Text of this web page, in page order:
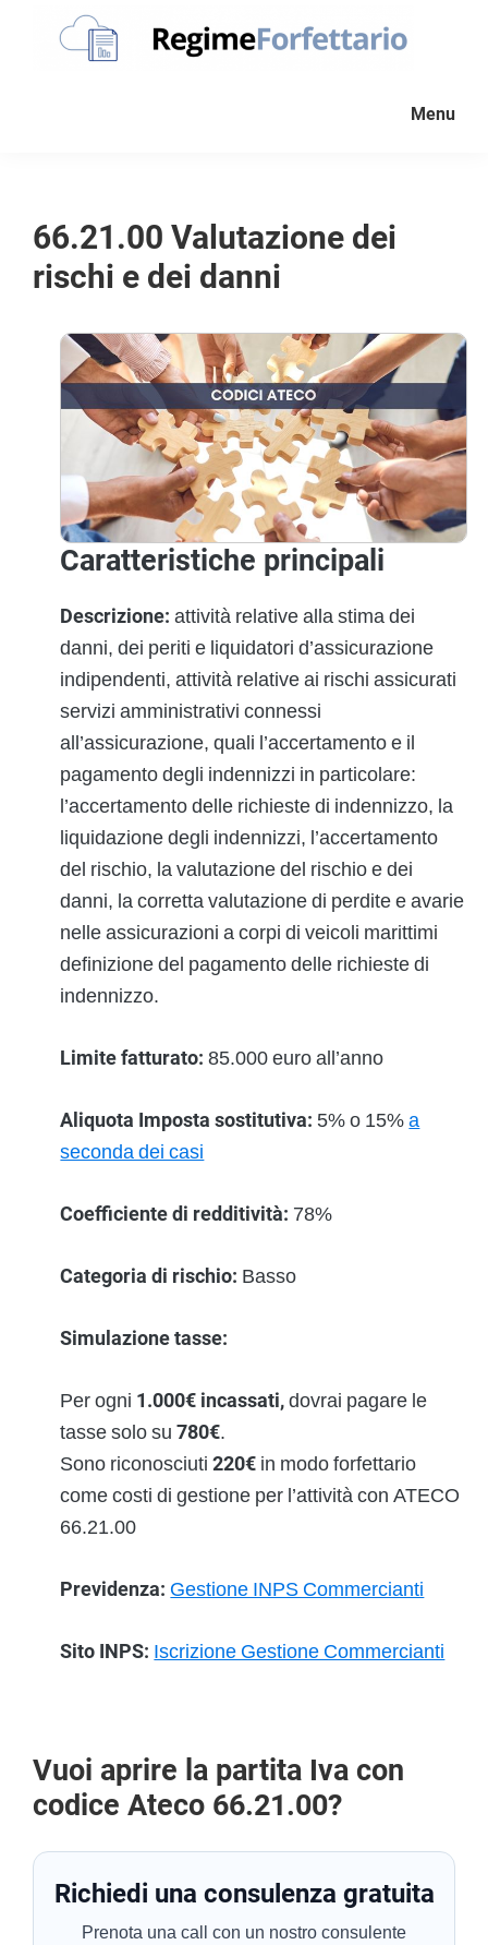
partita
Iva
Menu
66.21.00 Valutazione dei
rischi e dei danni
Caratteristiche principali
Descrizione: attività relative alla stima dei
danni, dei periti e liquidatori d’assicurazione
indipendenti, attività relative ai rischi assicurati
servizi amministrativi connessi
all’assicurazione, quali l’accertamento e il
pagamento degli indennizzi in particolare:
l’accertamento delle richieste di indennizzo, la
liquidazione degli indennizzi, l’accertamento
del rischio, la valutazione del rischio e dei
danni, la corretta valutazione di perdite e avarie
nelle assicurazioni a corpi di veicoli marittimi
definizione del pagamento delle richieste di
indennizzo.
Limite fatturato: 85.000 euro all’anno
Aliquota Imposta sostitutiva: 5% o 15%a
seconda dei casi
Coefficiente di redditività: 78%
Categoria di rischio: Basso
Simulazione tasse:
Per ogni 1.000€ incassati,dovrai pagare le
tasse solo su780€.
Sono riconosciuti220€ in modo forfettario
come costi di gestione per l’attività con ATECO
66.21.00
Previdenza: Gestione INPS Commercianti
Sito INPS: Iscrizione Gestione Commercianti
Vuoi aprire la partita Iva con
codice Ateco 66.21.00?
Richiedi una consulenza gratuita
Prenota una call con un nostro consulente